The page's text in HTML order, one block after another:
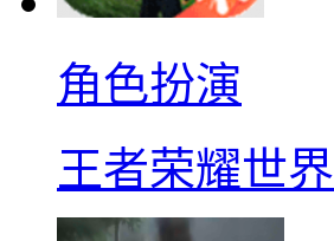
角色扮演
王者荣耀世